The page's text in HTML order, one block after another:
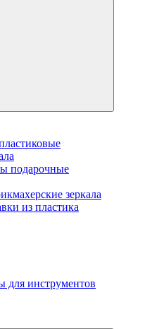
подарочные
зеркала
из пластика
для инструментов